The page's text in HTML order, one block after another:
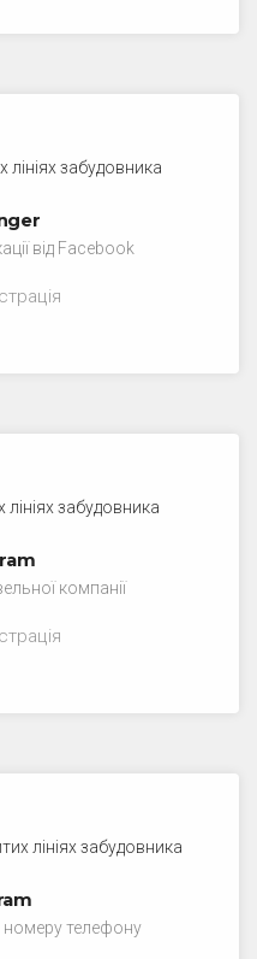
від Facebook
компанії
номеру телефону